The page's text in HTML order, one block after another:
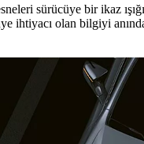
sürücüye bir ikaz
ihtiyacı olan bilgiyi